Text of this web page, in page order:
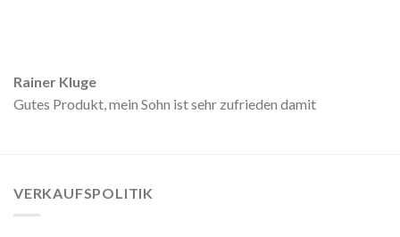
Rainer Kluge
Gutes Produkt, mein Sohn ist sehr zufrieden damit
VERKAUFSPOLITIK